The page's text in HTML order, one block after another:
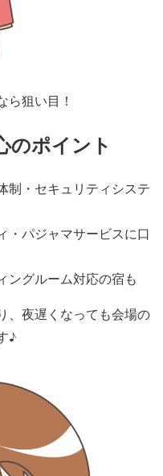
ら狙い目！
のポイント
制・セキュリティシステ
・パジャマサービスに口
ングルーム対応の宿も
、夜遅くなっても会場の
♪